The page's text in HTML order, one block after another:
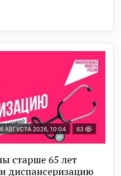
6 АВГУСТА 2026, 10:04 63
старше 65 лет
диспансеризацию